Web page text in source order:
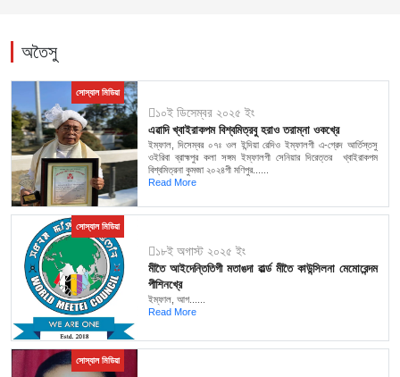
অতৈসু
সোস্যাল মিডিয়া
১০ই ডিসেম্বর ২০২৫ ইং
এৱাদি খ্বাইরাকপম বিশ্বমিত্রবু হরাও তরাম্না ওকখ্রে
ইম্ফাল, দিসেম্বর ০৭ঃ ওল ইন্দিয়া রেদিও ইম্ফালগী এ-গ্রেদ আর্তিস্তসু
ওইরিবা ব্রাহ্মপুর কলা সঙ্গম ইম্ফালগী সেনিয়ার দিরেত্তর খ্বাইরাকপম
বিশ্বমিত্রনা কুমজা ২০২৪গী মণিপুর......
Read More
সোস্যাল মিডিয়া
১৮ই অগাস্ট ২০২৫ ইং
মীতৈ আইদেন্তিতিগী মতাঙদা ৱার্ল্ড মীতৈ কাউন্সিলনা মেমোরেন্দম
পীশিনখ্রে
ইম্ফাল, আগ......
Read More
সোস্যাল মিডিয়া